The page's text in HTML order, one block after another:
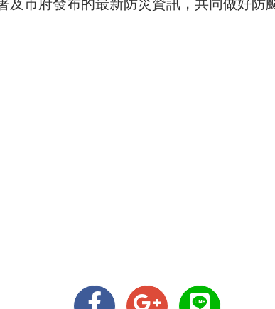
及市府發布的最新防災資訊，共同做好防